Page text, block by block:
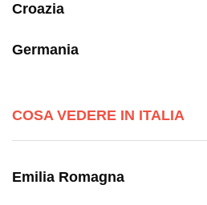
Croazia
Germania
COSA VEDERE IN ITALIA
Emilia Romagna